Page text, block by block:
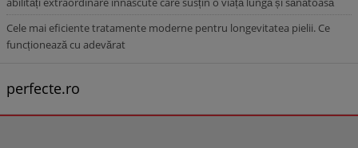
Cele mai eficiente tratamente moderne pentru longevitatea pielii. Ce
funcționează cu adevărat
perfecte.ro